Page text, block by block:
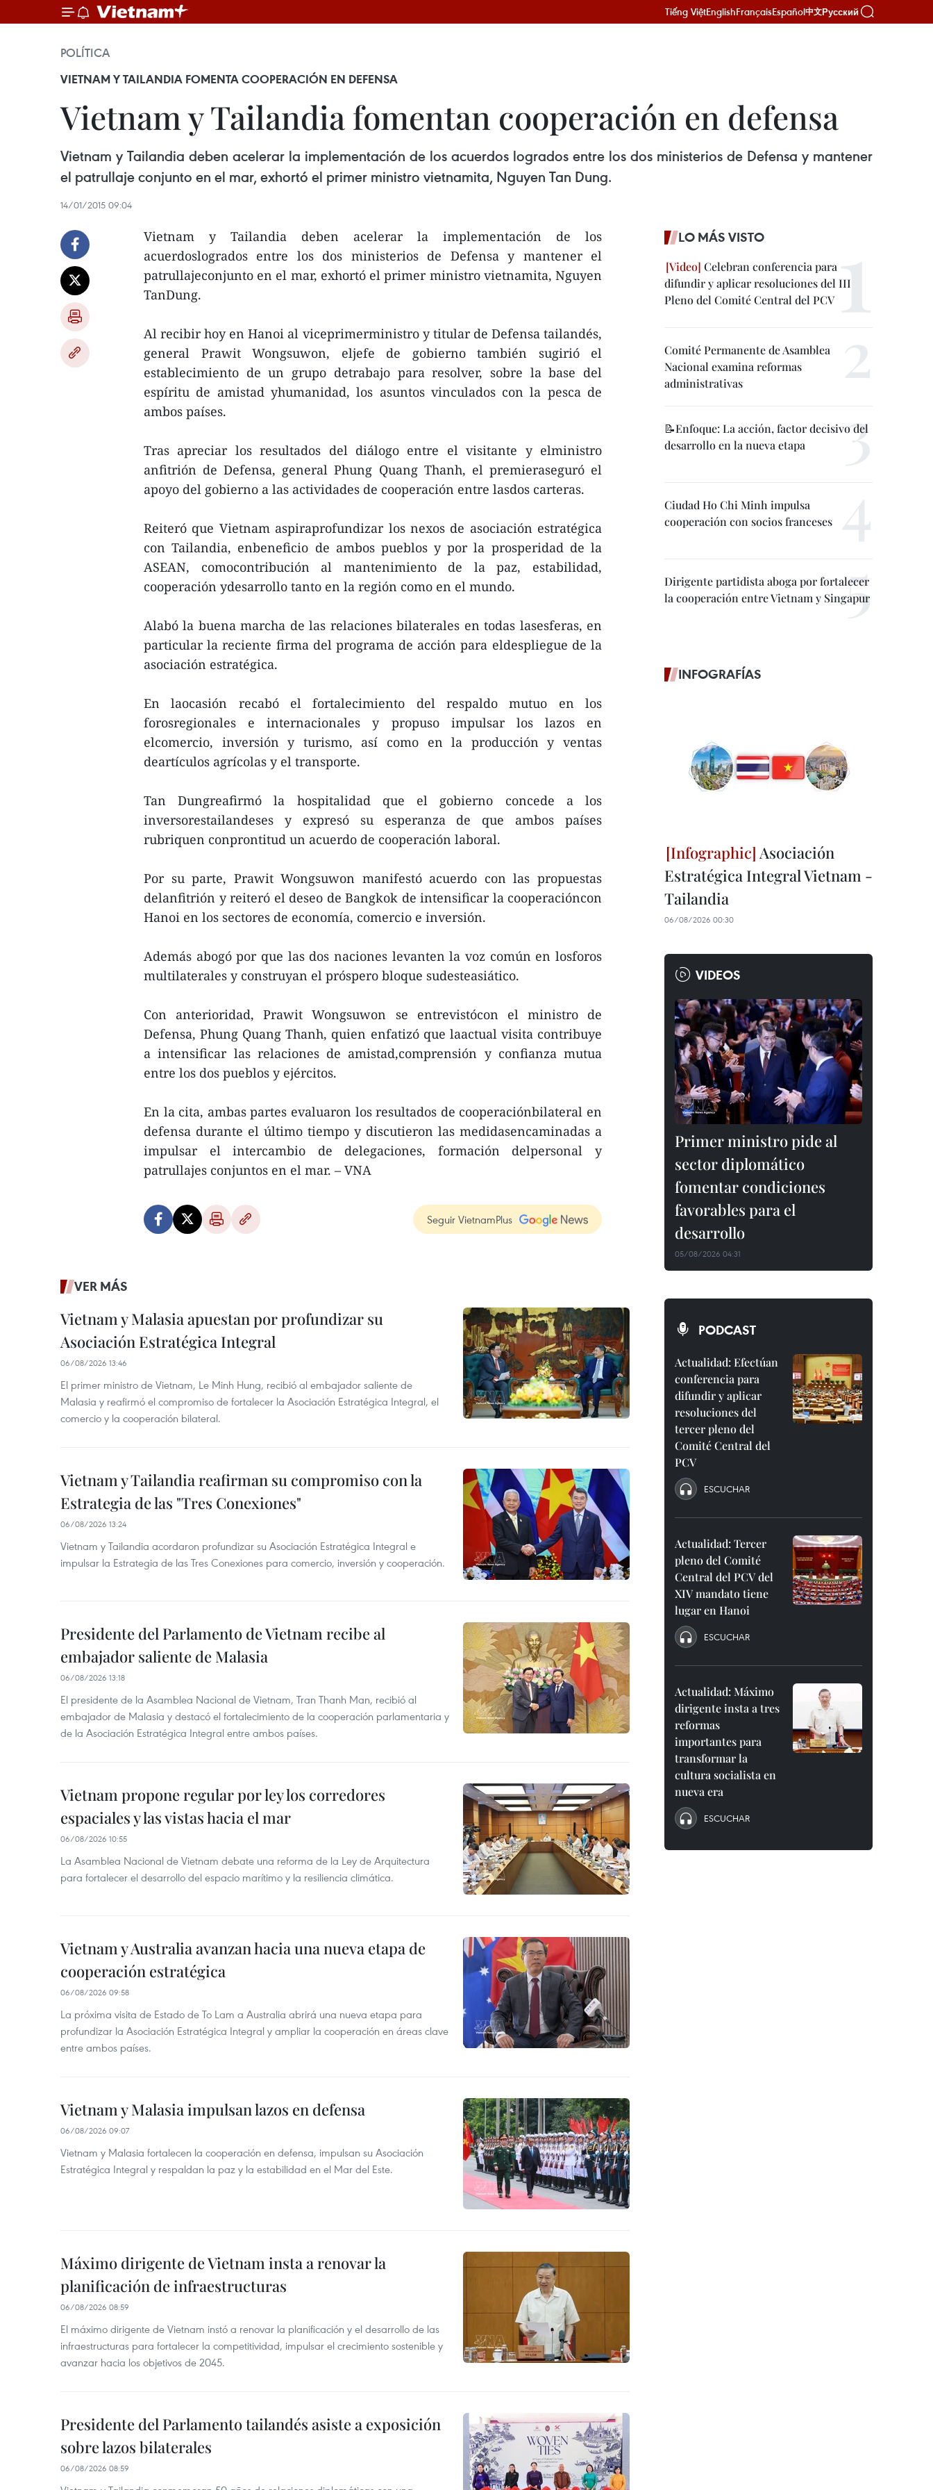
Tiếng ViệtEnglishFrançaisEspañol中文Русский
POLÍTICA
VIETNAM Y TAILANDIA FOMENTA COOPERACIÓN EN DEFENSA
Vietnam y Tailandia fomentan cooperación en defensa
Vietnam y Tailandia deben acelerar la implementación de los acuerdos logrados entre los dos ministerios de Defensa y mantener
el patrullaje conjunto en el mar, exhortó el primer ministro vietnamita, Nguyen Tan Dung.
14/01/2015 09:04
Vietnam y Tailandia deben acelerar la implementación de los
acuerdoslogrados entre los dos ministerios de Defensa y mantener el
patrullajeconjunto en el mar, exhortó el primer ministro vietnamita, Nguyen
TanDung.
Al recibir hoy en Hanoi al viceprimerministro y titular de Defensa tailandés,
general Prawit Wongsuwon, eljefe de gobierno también sugirió el
establecimiento de un grupo detrabajo para resolver, sobre la base del
espíritu de amistad yhumanidad, los asuntos vinculados con la pesca de
ambos países.
Tras apreciar los resultados del diálogo entre el visitante y elministro
anfitrión de Defensa, general Phung Quang Thanh, el premieraseguró el
apoyo del gobierno a las actividades de cooperación entre lasdos carteras.
Reiteró que Vietnam aspiraprofundizar los nexos de asociación estratégica
con Tailandia, enbeneficio de ambos pueblos y por la prosperidad de la
ASEAN, comocontribución al mantenimiento de la paz, estabilidad,
cooperación ydesarrollo tanto en la región como en el mundo.
Alabó la buena marcha de las relaciones bilaterales en todas lasesferas, en
particular la reciente firma del programa de acción para eldespliegue de la
asociación estratégica.
En laocasión recabó el fortalecimiento del respaldo mutuo en los
forosregionales e internacionales y propuso impulsar los lazos en
elcomercio, inversión y turismo, así como en la producción y ventas
deartículos agrícolas y el transporte.
Tan Dungreafirmó la hospitalidad que el gobierno concede a los
inversorestailandeses y expresó su esperanza de que ambos países
rubriquen conprontitud un acuerdo de cooperación laboral.
Por su parte, Prawit Wongsuwon manifestó acuerdo con las propuestas
delanfitrión y reiteró el deseo de Bangkok de intensificar la cooperacióncon
Hanoi en los sectores de economía, comercio e inversión.
Además abogó por que las dos naciones levanten la voz común en losforos
multilaterales y construyan el próspero bloque sudesteasiático.
Con anterioridad, Prawit Wongsuwon se entrevistócon el ministro de
Defensa, Phung Quang Thanh, quien enfatizó que laactual visita contribuye
a intensificar las relaciones de amistad,comprensión y confianza mutua
entre los dos pueblos y ejércitos.
En la cita, ambas partes evaluaron los resultados de cooperaciónbilateral en
defensa durante el último tiempo y discutieron las medidasencaminadas a
impulsar el intercambio de delegaciones, formación delpersonal y
patrullajes conjuntos en el mar. – VNA
Seguir VietnamPlus
VER MÁS
Vietnam y Malasia apuestan por profundizar su
Asociación Estratégica Integral
06/08/2026 13:46
El primer ministro de Vietnam, Le Minh Hung, recibió al embajador saliente de
Malasia y reafirmó el compromiso de fortalecer la Asociación Estratégica Integral, el
comercio y la cooperación bilateral.
Vietnam y Tailandia reafirman su compromiso con la
Estrategia de las "Tres Conexiones"
06/08/2026 13:24
Vietnam y Tailandia acordaron profundizar su Asociación Estratégica Integral e
impulsar la Estrategia de las Tres Conexiones para comercio, inversión y cooperación.
Presidente del Parlamento de Vietnam recibe al
embajador saliente de Malasia
06/08/2026 13:18
El presidente de la Asamblea Nacional de Vietnam, Tran Thanh Man, recibió al
embajador de Malasia y destacó el fortalecimiento de la cooperación parlamentaria y
de la Asociación Estratégica Integral entre ambos países.
Vietnam propone regular por ley los corredores
espaciales y las vistas hacia el mar
06/08/2026 10:55
La Asamblea Nacional de Vietnam debate una reforma de la Ley de Arquitectura
para fortalecer el desarrollo del espacio marítimo y la resiliencia climática.
Vietnam y Australia avanzan hacia una nueva etapa de
cooperación estratégica
06/08/2026 09:58
La próxima visita de Estado de To Lam a Australia abrirá una nueva etapa para
profundizar la Asociación Estratégica Integral y ampliar la cooperación en áreas clave
entre ambos países.
Vietnam y Malasia impulsan lazos en defensa
06/08/2026 09:07
Vietnam y Malasia fortalecen la cooperación en defensa, impulsan su Asociación
Estratégica Integral y respaldan la paz y la estabilidad en el Mar del Este.
Máximo dirigente de Vietnam insta a renovar la
planificación de infraestructuras
06/08/2026 08:59
El máximo dirigente de Vietnam instó a renovar la planificación y el desarrollo de las
infraestructuras para fortalecer la competitividad, impulsar el crecimiento sostenible y
avanzar hacia los objetivos de 2045.
Presidente del Parlamento tailandés asiste a exposición
sobre lazos bilaterales
06/08/2026 08:59
LO MÁS VISTO
Celebran conferencia para
difundir y aplicar resoluciones del III
Pleno del Comité Central del PCV
Comité Permanente de Asamblea
Nacional examina reformas
administrativas
📝Enfoque: La acción, factor decisivo del
desarrollo en la nueva etapa
Ciudad Ho Chi Minh impulsa
cooperación con socios franceses
Dirigente partidista aboga por fortalecer
la cooperación entre Vietnam y Singapur
INFOGRAFÍAS
Asociación
Estratégica Integral Vietnam -
Tailandia
06/08/2026 00:30
VIDEOS
Primer ministro pide al
sector diplomático
fomentar condiciones
favorables para el
desarrollo
05/08/2026 04:31
PODCAST
Actualidad: Efectúan
conferencia para
difundir y aplicar
resoluciones del
tercer pleno del
Comité Central del
PCV
ESCUCHAR
Actualidad: Tercer
pleno del Comité
Central del PCV del
XIV mandato tiene
lugar en Hanoi
ESCUCHAR
Actualidad: Máximo
dirigente insta a tres
reformas
importantes para
transformar la
cultura socialista en
nueva era
ESCUCHAR